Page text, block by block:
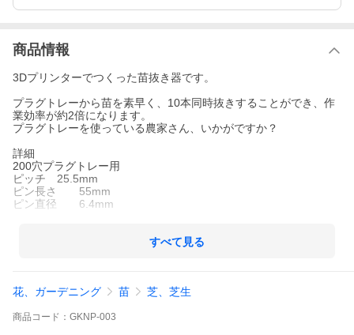
商品情報
3Dプリンターでつくった苗抜き器です。
プラグトレーから苗を素早く、10本同時抜きすることができ、作
業効率が約2倍になります。
プラグトレーを使っている農家さん、いかがですか？
詳細
200穴プラグトレー用
ピッチ 25.5mm
ピン長さ 55mm
ピン直径 6.4mm
すべて見る
花、ガーデニング 苗 芝、芝生
商品 コード： GKNP-003